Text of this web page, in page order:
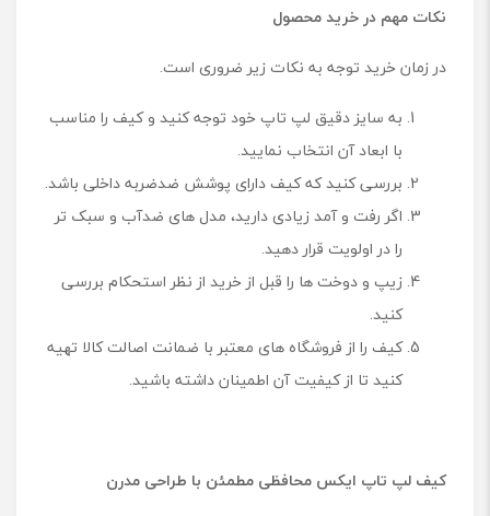
نکات مهم در خرید محصول
در زمان خرید توجه به نکات زیر ضروری است.
به سایز دقیق لپ تاپ خود توجه کنید و کیف را مناسب
با ابعاد آن انتخاب نمایید.
بررسی کنید که کیف دارای پوشش ضدضربه داخلی باشد.
اگر رفت و آمد زیادی دارید، مدل های ضدآب و سبک تر
را در اولویت قرار دهید.
زیپ و دوخت ها را قبل از خرید از نظر استحکام بررسی
کنید.
کیف را از فروشگاه های معتبر با ضمانت اصالت کالا تهیه
کنید تا از کیفیت آن اطمینان داشته باشید.
کیف لپ تاپ ایکس محافظی مطمئن با طراحی مدرن